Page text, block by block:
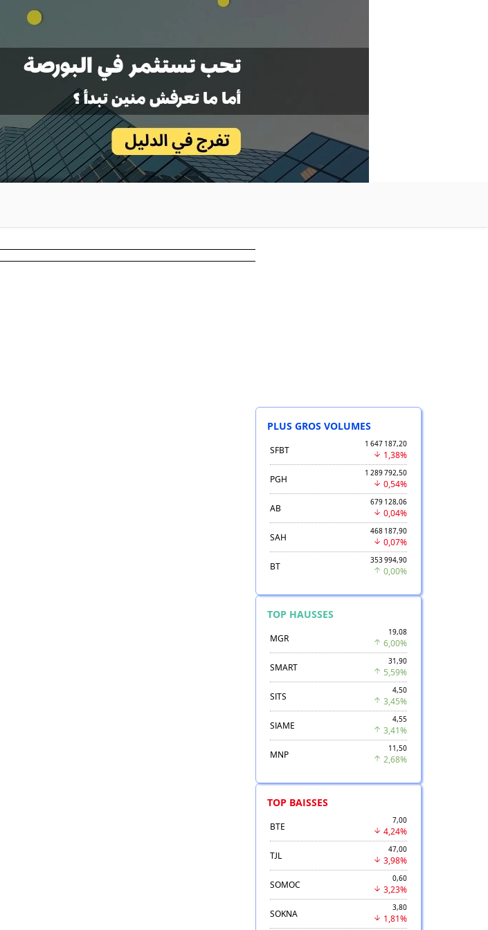
PLUS GROS VOLUMES
SFBT
1 647 187,20
1,38%
PGH
1 289 792,50
0,54%
AB
679 128,06
0,04%
SAH
468 187,90
0,07%
BT
353 994,90
0,00%
TOP HAUSSES
MGR
19,08
6,00%
SMART
31,90
5,59%
SITS
4,50
3,45%
SIAME
4,55
3,41%
MNP
11,50
2,68%
TOP BAISSES
BTE
7,00
4,24%
TJL
47,00
3,98%
SOMOC
0,60
3,23%
SOKNA
3,80
1,81%